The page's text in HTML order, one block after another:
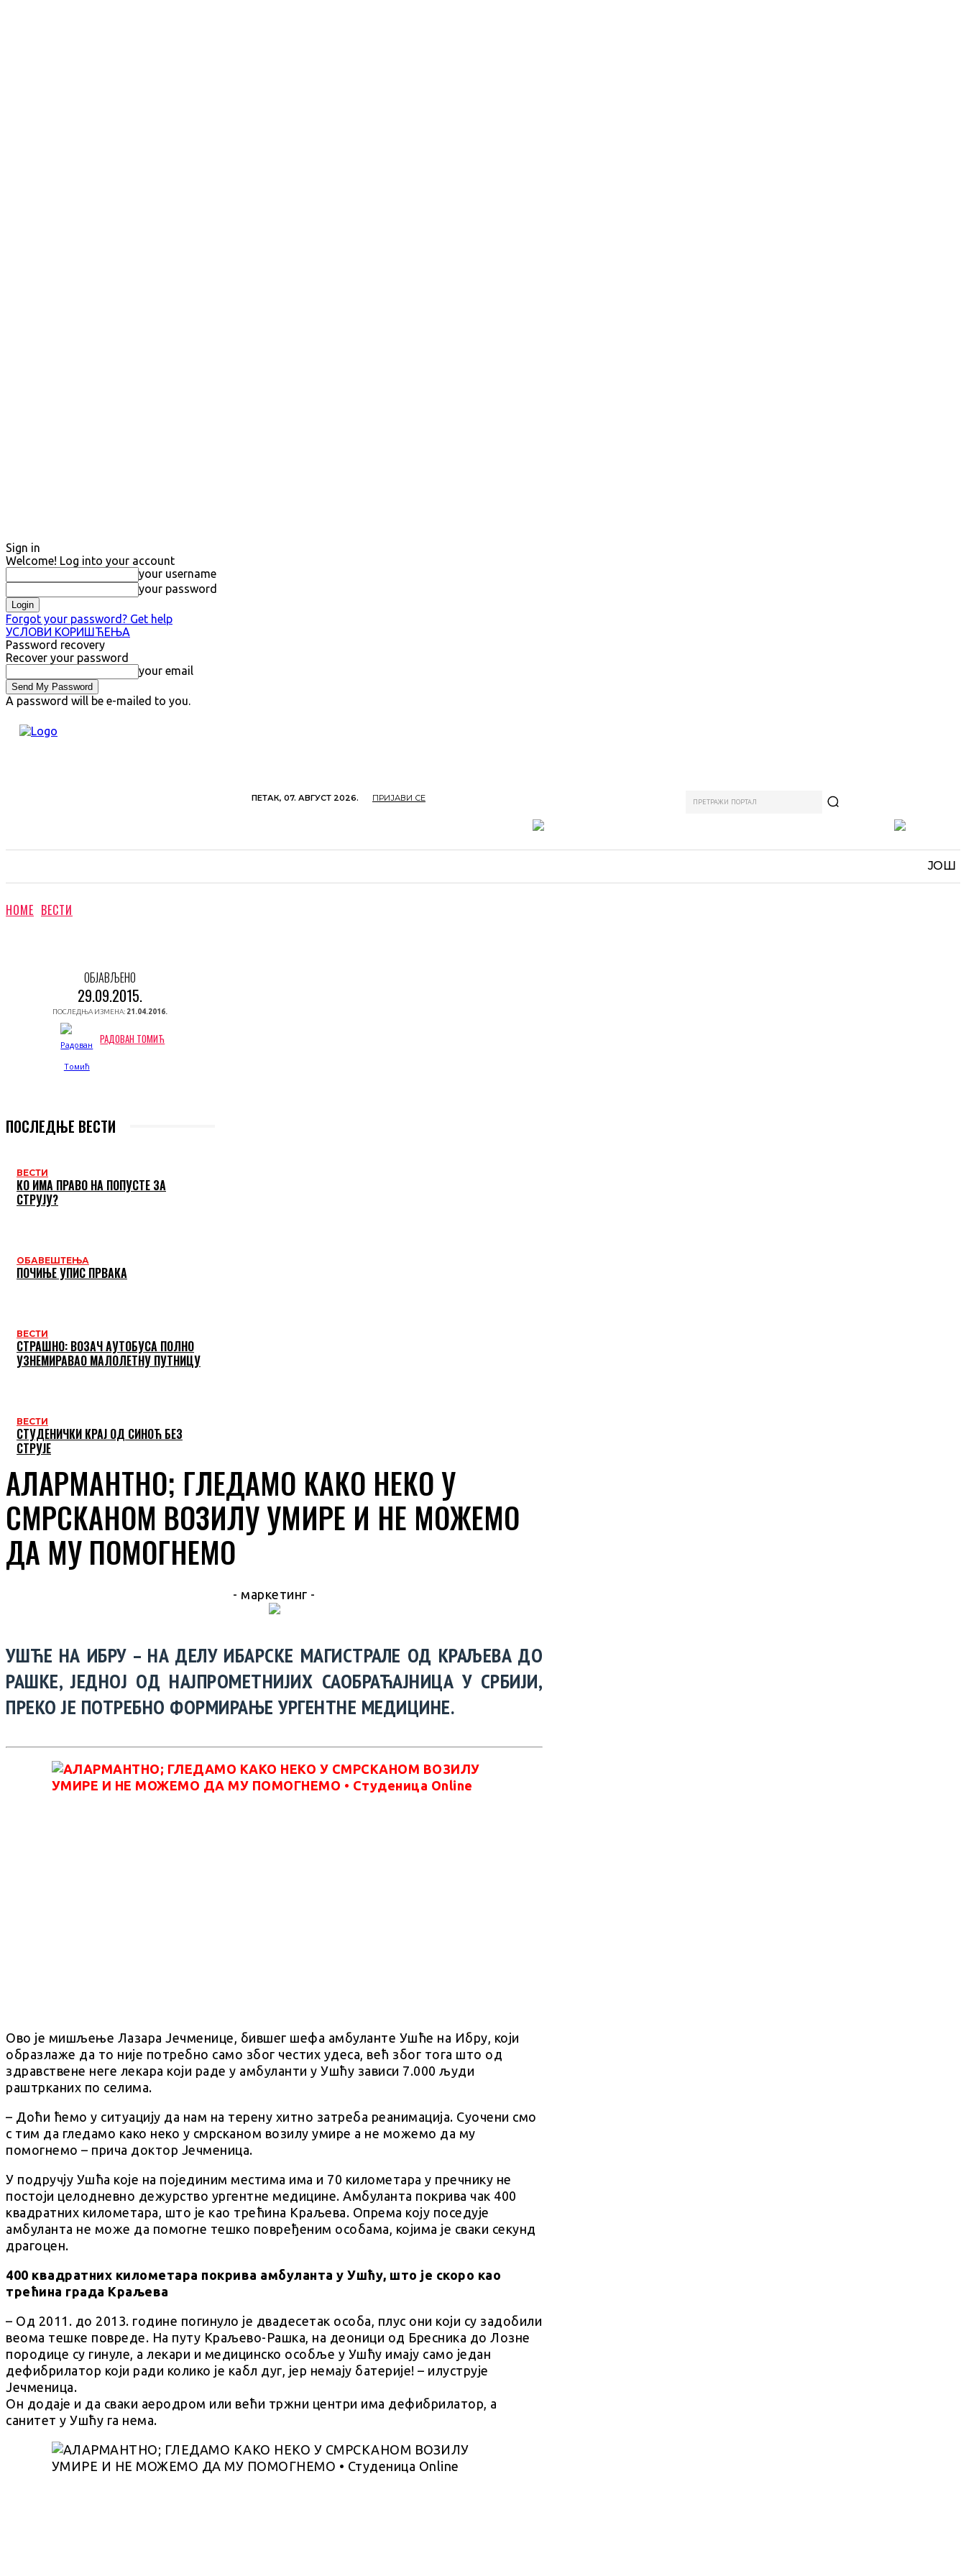
Sign in
Welcome! Log into your account
your username
your password
Forgot your password? Get help
УСЛОВИ КОРИШЋЕЊА
Password recovery
Recover your password
your email
A password will be e-mailed to you.
ПЕТАК, 07. АВГУСТ 2026. ПРИЈАВИ СЕ ПРЕТРАЖИ ПОРТАЛ
ЈОШ
HOME ВЕСТИ
ОБЈАВЉЕНО
29.09.2015.
ПОСЛЕДЊА ИЗМЕНА: 21.04.2016.
РАДОВАН ТОМИЋ
ПОСЛЕДЊЕ ВЕСТИ
ВЕСТИ
КО ИМА ПРАВО НА ПОПУСТЕ ЗА
СТРУЈУ?
ОБАВЕШТЕЊА
ПОЧИЊЕ УПИС ПРВАКА
ВЕСТИ
СТРАШНО: ВОЗАЧ АУТОБУСА ПОЛНО
УЗНЕМИРАВАО МАЛОЛЕТНУ ПУТНИЦУ
ВЕСТИ
СТУДЕНИЧКИ КРАЈ ОД СИНОЋ БЕЗ
СТРУЈЕ
АЛАРМАНТНО; ГЛЕДАМО КАКО НЕКО У
СМРСКАНОМ ВОЗИЛУ УМИРЕ И НЕ МОЖЕМО
ДА МУ ПОМОГНЕМО
- маркетинг -
УШЋЕ НА ИБРУ – НА ДЕЛУ ИБАРСКЕ МАГИСТРАЛЕ ОД КРАЉЕВА ДО
РАШКЕ, ЈЕДНОЈ ОД НАЈПРОМЕТНИЈИХ САОБРАЋАЈНИЦА У СРБИЈИ,
ПРЕКО ЈЕ ПОТРЕБНО ФОРМИРАЊЕ УРГЕНТНЕ МЕДИЦИНЕ.
Ово је мишљење Лазара Јечменице, бившег шефа амбуланте Ушће на Ибру, који
образлаже да то није потребно само због честих удеса, већ због тога што од
здравствене неге лекара који раде у амбуланти у Ушћу зависи 7.000 људи
раштрканих по селима.
– Доћи ћемо у ситуацију да нам на терену хитно затреба реанимација. Суочени смо
с тим да гледамо како неко у смрсканом возилу умире а не можемо да му
помогнемо – прича доктор Јечменица.
У подручју Ушћа које на појединим местима има и 70 километара у пречнику не
постоји целодневно дежурство ургентне медицине. Амбуланта покрива чак 400
квадратних километара, што је као трећина Краљева. Опрема коју поседује
амбуланта не може да помогне тешко повређеним особама, којима је сваки секунд
драгоцен.
400 квадратних километара покрива амбуланта у Ушћу, што је скоро као
трећина града Краљева
– Од 2011. до 2013. године погинуло је двадесетак особа, плус они који су задобили
веома тешке повреде. На путу Краљево-Рашка, на деоници од Бресника до Лозне
породице су гинуле, а лекари и медицинско особље у Ушћу имају само један
дефибрилатор који ради колико је кабл дуг, јер немају батерије! – илуструје
Јечменица.
Он додаје и да сваки аеродром или већи тржни центри има дефибрилатор, а
санитет у Ушћу га нема.